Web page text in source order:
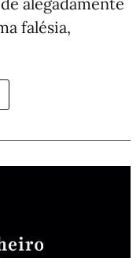
falésia,